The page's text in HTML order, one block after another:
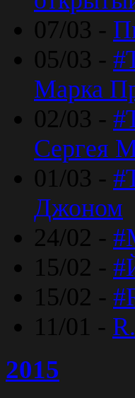
07/03 -
05/03 -
Марка
02/03 -
Сергея
01/03 -
Джоном
24/02 -
15/02 -
15/02 -
11/01 -
2015